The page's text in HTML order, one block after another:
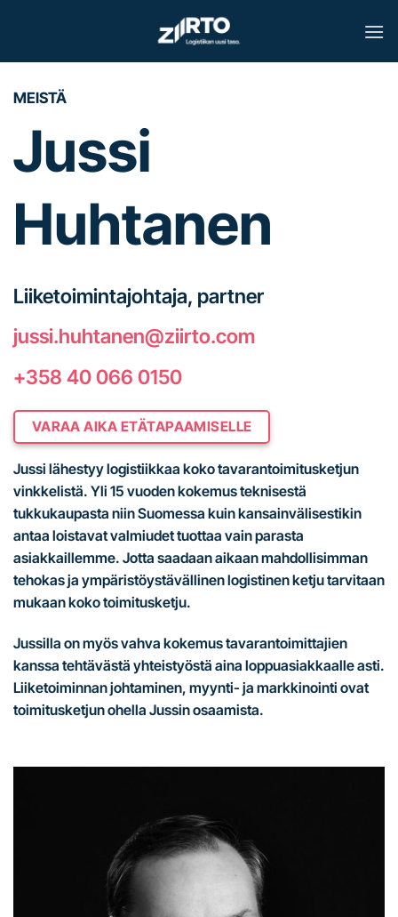
MEISTÄ
Jussi
Huhtanen
Liiketoimintajohtaja, partner
jussi.huhtanen@ziirto.com
+358 40 066 0150
VARAA AIKA ETÄTAPAAMISELLE
Jussi lähestyy logistiikkaa koko tavarantoimitusketjun
vinkkelistä. Yli 15 vuoden kokemus teknisestä
tukkukaupasta niin Suomessa kuin kansainvälisestikin
antaa loistavat valmiudet tuottaa vain parasta
asiakkaillemme. Jotta saadaan aikaan mahdollisimman
tehokas ja ympäristöystävällinen logistinen ketju tarvitaan
mukaan koko toimitusketju.
Jussilla on myös vahva kokemus tavarantoimittajien
kanssa tehtävästä yhteistyöstä aina loppuasiakkaalle asti.
Liiketoiminnan johtaminen, myynti- ja markkinointi ovat
toimitusketjun ohella Jussin osaamista.